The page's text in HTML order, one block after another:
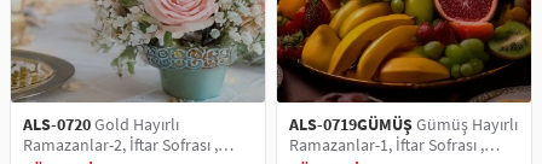
ALS-0720Gold Hayırlı
Ramazanlar-2, İftar Sofrası ,
ALS-0719GÜMÜŞGümüş Hayırlı
Ramazanlar-1, İftar Sofrası ,